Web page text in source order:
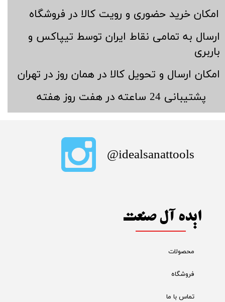
​امکان خرید حضوری و رویت کالا در فروشگاه
​ارسال به تمامی نقاط ایران توسط تیپاکس و
باربری
​امکان ارسال و تحویل کالا در همان روز در تهران
​پشتیبانی 24 ساعته در هفت روز هفته
ایده آل صنعت
محصولات
فروشگاه
تماس با ما
​idealsanattools@